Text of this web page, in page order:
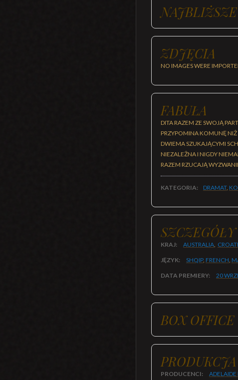
ZDJĘCIA
NO IMAGES WERE
FABUŁA
DITA RAZEM ZE SWOJĄ
PRZYPOMINA KOMUNĘ NIŻ
DWIEMA SZUKAJĄCYMI
NIEZALEŻNA I NIGDY
RAZEM RZUCAJĄ
KATEGORIA: DRAMAT,
SZCZEGÓŁY
KRAJ: AUSTRALIA,
JĘZYK: SHQIP, FRENCH,
DATA PREMIERY: 20
BOX OFFICE
PRODUKCJA
PRODUCENCI: ADELAIDE